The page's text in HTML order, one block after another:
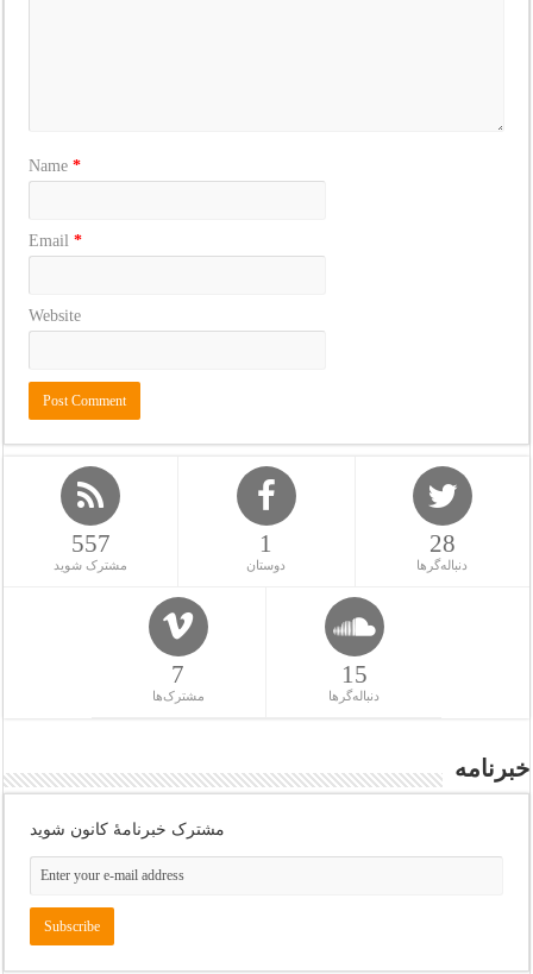
Name*
Email*
Website
557
مشترک شوید
1
دوستان
28
دنباله‌گرها
7
مشترک‌ها
15
دنباله‌گرها
خبرنامه
مشترک خبرنامهٔ کانون شوید